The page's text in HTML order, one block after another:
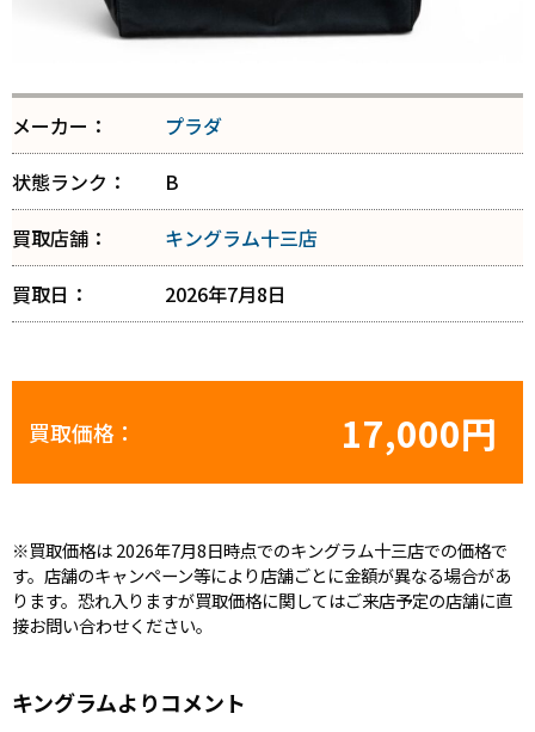
メーカー：
プラダ
状態ランク：
B
買取店舗：
キングラム十三店
買取日：
2026年7月8日
買取価格： 17,000円
※買取価格は 2026年7月8日時点でのキングラム十三店での価格で
す。店舗のキャンペーン等により店舗ごとに金額が異なる場合があ
ります。恐れ入りますが買取価格に関してはご来店予定の店舗に直
接お問い合わせください。
キングラムよりコメント